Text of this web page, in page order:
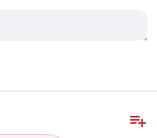
playlist_add